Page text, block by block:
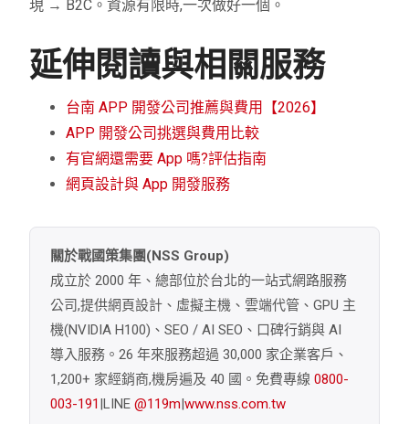
現 → B2C。資源有限時,一次做好一個。
延伸閱讀與相關服務
台南 APP 開發公司推薦與費用【2026】
APP 開發公司挑選與費用比較
有官網還需要 App 嗎?評估指南
網頁設計與 App 開發服務
關於戰國策集團(NSS Group)
成立於 2000 年、總部位於台北的一站式網路服務
公司,提供網頁設計、虛擬主機、雲端代管、GPU 主
機(NVIDIA H100)、SEO / AI SEO、口碑行銷與 AI
導入服務。26 年來服務超過 30,000 家企業客戶、
1,200+ 家經銷商,機房遍及 40 國。免費專線0800-
003-191|LINE@119m|www.nss.com.tw